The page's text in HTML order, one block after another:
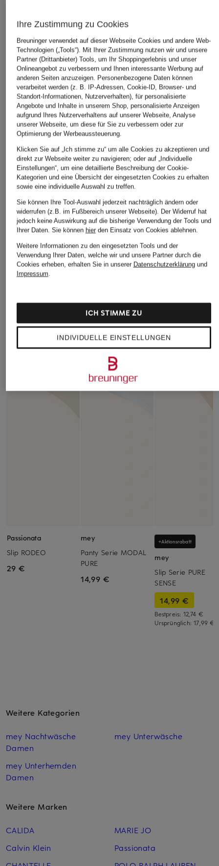
Passionata
Slip RODEO
29 €
mey
Panty Serie MODAL
PURE
14,99 €
+Aktionsrabatt
mey
Slip Serie PURE
SENSE
14,99 €
Bestpreis: 12,74 €
Ursprünglich:17,99 €
Weitere Kategorien
mey Nachtwäsche
Damen
mey Unterhemden
Damen
mey Unterwäsche
Weitere Marken
CALIDA
Calvin Klein
MARIE JO
Passionata
Ihre Zustimmung zu Cookies
Breuninger verwendet auf dieser Webseite Cookies und andere Web-
Technologien („Tools“). Mit Ihrer Zustimmung nutzen wir und unsere
Partner (Drittanbieter) Tools, um Ihr Shoppingerlebnis und unser
Onlineangebot zu verbessern und Ihnen interessante Werbung auf
anderen Seiten anzuzeigen. Personenbezogene Daten können
verarbeitet werden (z. B. IP-Adressen, Cookie-ID, Browser- und
Standort-Informationen, Nutzerverhalten), für personalisierte
Angebote und Inhalte in unserem Shop, personalisierte Anzeigen
aufgrund Ihres Nutzerverhaltens auf unserer Webseite, Analyse
unserer Webseite, um diese für Sie zu verbessern oder zur
Optimierung der Werbeaussteuerung.
Klicken Sie auf „Ich stimme zu“ um alle Cookies zu akzeptieren und
direkt zur Webseite weiter zu navigieren; oder auf „Individuelle
Einstellungen“, um eine detaillierte Beschreibung der Cookie-
Kategorien und eine Übersicht der eingesetzten Cookies zu erhalten
sowie eine individuelle Auswahl zu treffen.
Sie können Ihre Tool-Auswahl jederzeit nachträglich ändern oder
widerrufen (z.B. im Fußbereich unserer Webseite). Der Widerruf hat
jedoch keine Auswirkung auf die bisherige Verwendung der Tools und
Ihrer Daten. Sie können hierden Einsatz von Cookies ablehnen.
Weitere Informationen zu den eingesetzten Tools und der
Verwendung Ihrer Daten, welche wir und unsere Partner durch die
Cookies erheben, erhalten Sie in unserer Datenschutzerklärungund
Impressum.
INDIVIDUELLE EINSTELLUNGEN
ICH STIMME ZU